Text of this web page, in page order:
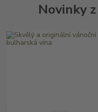
Novinky